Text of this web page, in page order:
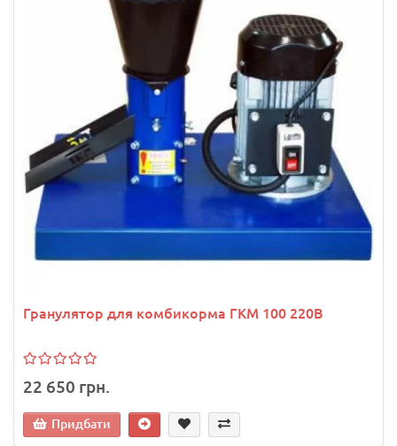
Гранулятор для комбикорма ГКМ 100 220В
22 650 грн.
Придбати